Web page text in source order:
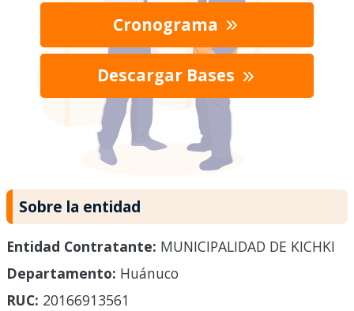
Cronograma
Descargar Bases
Sobre la entidad
Entidad Contratante: MUNICIPALIDAD DE KICHKI
Departamento: Huánuco
RUC: 20166913561